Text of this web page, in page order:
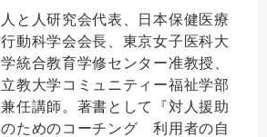
人と人研究会代表、日本保健医療
行動科学会会長、東京女子医科大
学統合教育学修センター准教授、
立教大学コミュニティー福祉学部
兼任講師。著書として『対人援助
のためのコーチング 利用者の自